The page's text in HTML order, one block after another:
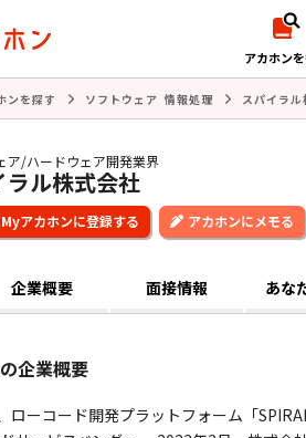
アカホン
ンを探す ソフトウェア 情報処理 スパイラル
ア/ハードウェア開発業界
ラル株式会社
アカホンにメモる
企業概要 面接情報 あな
企業概要
ローコード開発プラットフォーム「